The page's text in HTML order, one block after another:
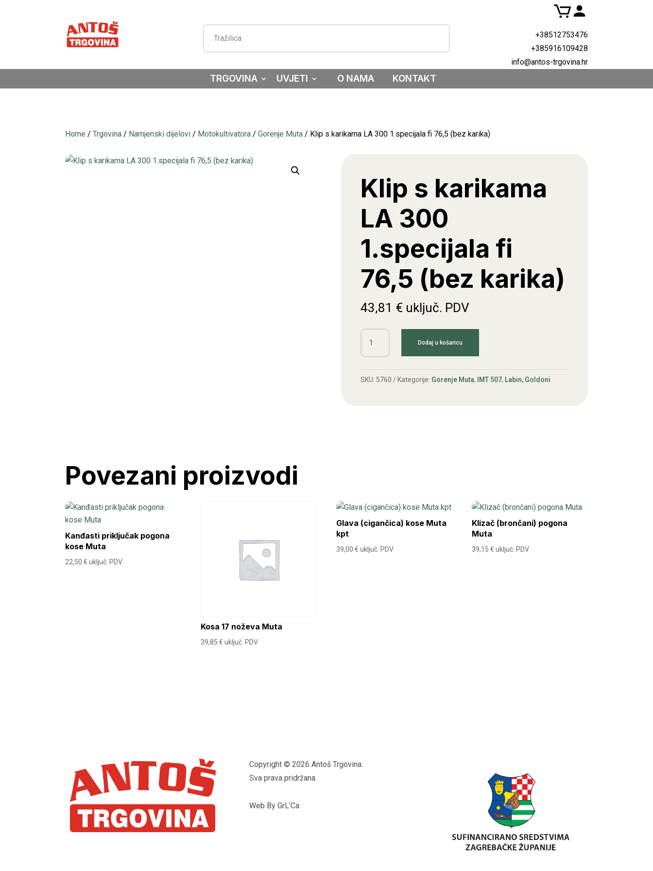
+38512753476
+385916109428
info@antos-trgovina.hr
TRGOVINA UVJETI O NAMA KONTAKT
Home /Trgovina / Namjenski dijelovi / Motokultivatora /Gorenje Muta / Klip s karikama LA 300 1.specijala fi 76,5 (bez karika)
Klip s karikama
LA 300
1.specijala fi
76,5 (bez karika)
43,81 € uključ. PDV
Klip
LA
Dodaj u košaricu
SKU: 5760 Kategorije: Gorenje Muta, IMT 507, Labin, Goldoni
Povezani proizvodi
Kanđasti priključak pogona
kose Muta
22,50€ uključ. PDV
Kosa 17 noževa Muta
39,85€ uključ. PDV
Glava (cigančica) kose Muta
kpt
39,00€ uključ. PDV
Klizač (brončani) pogona
Muta
39,15€ uključ. PDV
Copyright © 2026 Antoš Trgovina.
Sva prava pridržana.
Web By GrL’Ca